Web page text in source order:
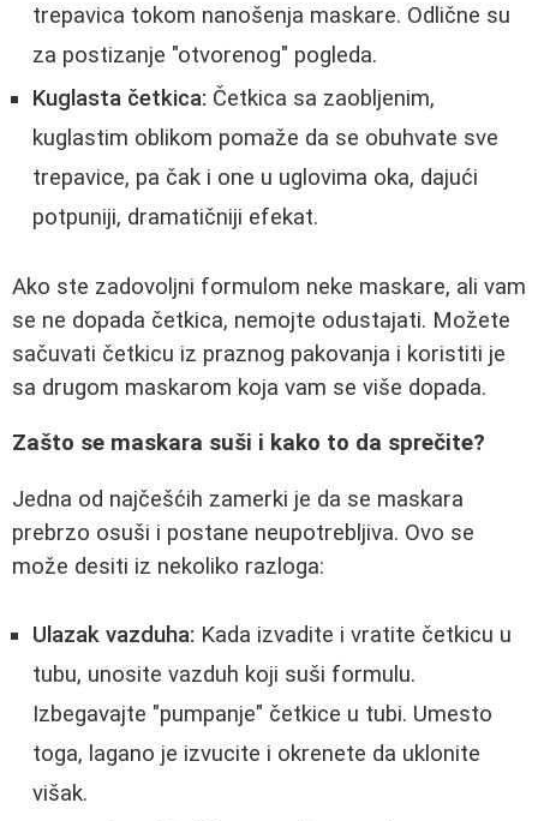
trepavica tokom nanošenja maskare. Odlične su
za postizanje "otvorenog" pogleda.
Kuglasta četkica: Četkica sa zaobljenim,
kuglastim oblikom pomaže da se obuhvate sve
trepavice, pa čak i one u uglovima oka, dajući
potpuniji, dramatičniji efekat.
Ako ste zadovoljni formulom neke maskare, ali vam
se ne dopada četkica, nemojte odustajati. Možete
sačuvati četkicu iz praznog pakovanja i koristiti je
sa drugom maskarom koja vam se više dopada.
Zašto se maskara suši i kako to da sprečite?
Jedna od najčešćih zamerki je da se maskara
prebrzo osuši i postane neupotrebljiva. Ovo se
može desiti iz nekoliko razloga:
Ulazak vazduha: Kada izvadite i vratite četkicu u
tubu, unosite vazduh koji suši formulu.
Izbegavajte "pumpanje" četkice u tubi. Umesto
toga, lagano je izvucite i okrenete da uklonite
višak.